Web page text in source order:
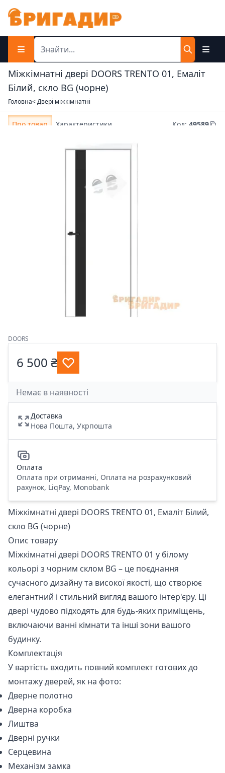
Міжкімнатні двері DOORS TRENTO 01, Емаліт
Білий, скло BG (чорне)
Головна< Двері міжкімнатні
Про товар Характеристики Код: 49589
DOORS
6 500 ₴
Немає в наявності
Доставка
Нова Пошта, Укрпошта
Оплата
Оплата при отриманні, Оплата на розрахунковий
рахунок, LiqPay, Monobank
Міжкімнатні двері DOORS TRENTO 01, Емаліт Білий,
скло BG (чорне)
Опис товару
Міжкімнатні двері DOORS TRENTO 01 у білому
кольорі з чорним склом BG – це поєднання
сучасного дизайну та високої якості, що створює
елегантний і стильний вигляд вашого інтер'єру. Ці
двері чудово підходять для будь-яких приміщень,
включаючи ванні кімнати та інші зони вашого
будинку.
Комплектація
У вартість входить повний комплект готових до
монтажу дверей, як на фото:
Дверне полотно
Дверна коробка
Лиштва
Дверні ручки
Серцевина
Механізм замка